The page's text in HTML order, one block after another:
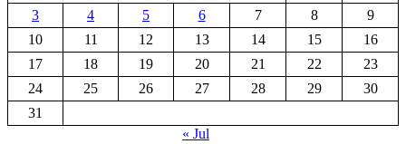
3
4 5 6 7 8
9
10
11 12 13 14 15
16
17
18 19 20 21 22
23
24
25 26 27 28 29
30
31
« Jul